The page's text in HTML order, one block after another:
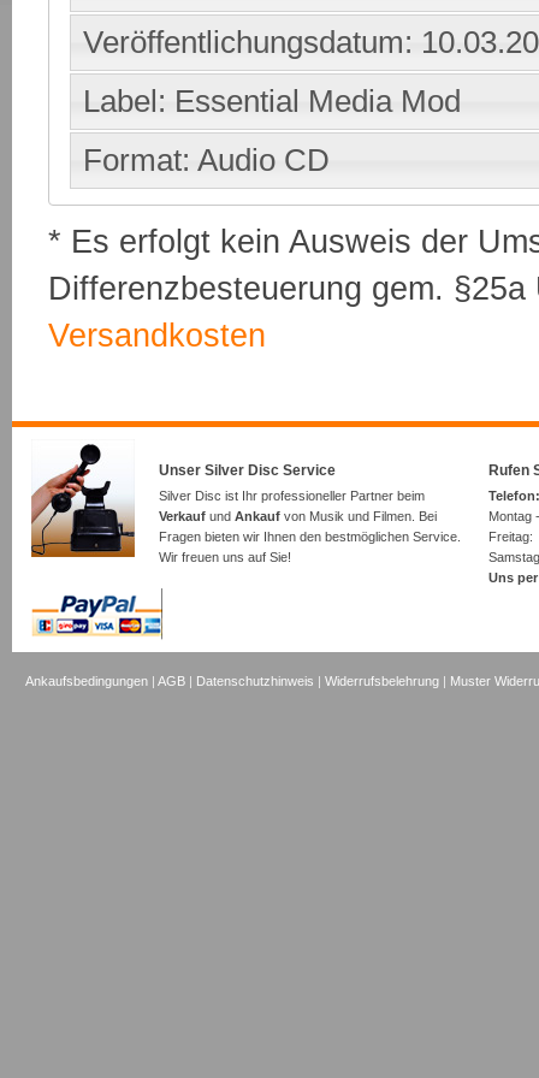
Veröffentlichungsdatum:
Label: Essential Media Mod
Format: Audio CD
* Es erfolgt kein Ausweis der
Differenzbesteuerung gem.
Versandkosten
Unser Silver Disc Service
Silver Disc ist Ihr professioneller Partner beim
Verkauf und Ankauf von Musik und Filmen. Bei
Fragen bieten wir Ihnen den bestmöglichen Service.
Wir freuen uns auf Sie!
Rufen
Montag
Uns
Ankaufsbedingungen |AGB | Datenschutzhinweis |Widerrufsbelehrung | Muster